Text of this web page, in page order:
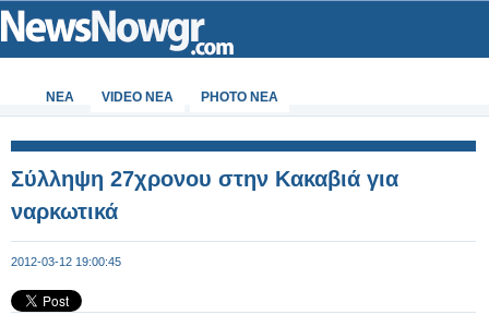
ΝΕΑ VIDEO NEA PHOTO NEA
Σύλληψη 27χρονου στην Κακαβιά για
ναρκωτικά
2012-03-12 19:00:45